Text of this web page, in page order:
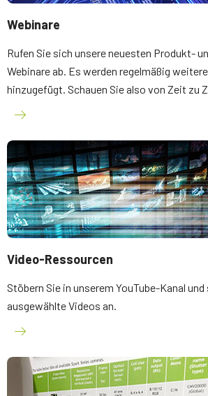
Webinare
Rufen Sie sich unsere neuesten Produkt-
Webinare ab. Es werden regelmäßig
hinzugefügt. Schauen Sie also von Zeit zu
Video-Ressourcen
Stöbern Sie in unserem YouTube-Kanal und
ausgewählte Videos an.